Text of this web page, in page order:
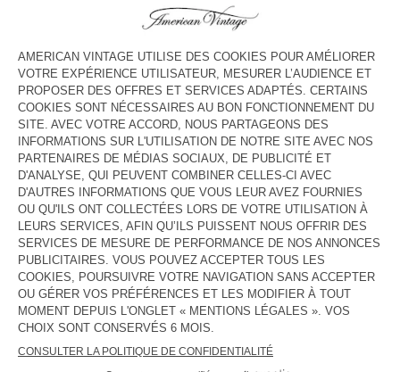
Lundi
10:00 - 22:00
Mardi
10:00 - 22:00
Mercredi
10:00 - 22:00
Jeudi
10:00 - 22:00
Vendredi
10:00 - 22:30
Samedi
10:00 - 22:30
Dimanche
10:00 - 22:00
CONTACT
Tél. :(+86) 0755-26402694
E-mail :contact@americanvintage-store.com